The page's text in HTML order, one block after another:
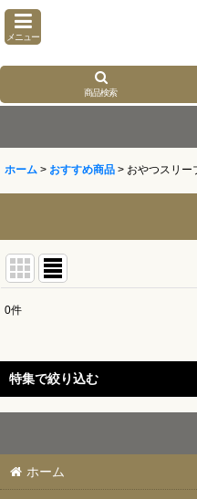
メニュー
商品検索
ホーム > おすすめ商品 > おやつスリー
並び順:
0件
特集で絞り込む
ブースターパック 決戦の刻【
ホーム